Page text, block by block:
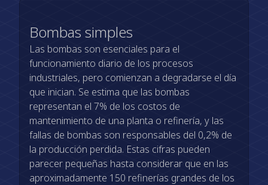
Bombas simples
Las bombas son esenciales para el
funcionamiento diario de los procesos
industriales, pero comienzan a degradarse el día
que inician. Se estima que las bombas
representan el 7% de los costos de
mantenimiento de una planta o refinería, y las
fallas de bombas son responsables del 0,2% de
la producción perdida. Estas cifras pueden
parecer pequeñas hasta considerar que en las
aproximadamente 150 refinerías grandes de los